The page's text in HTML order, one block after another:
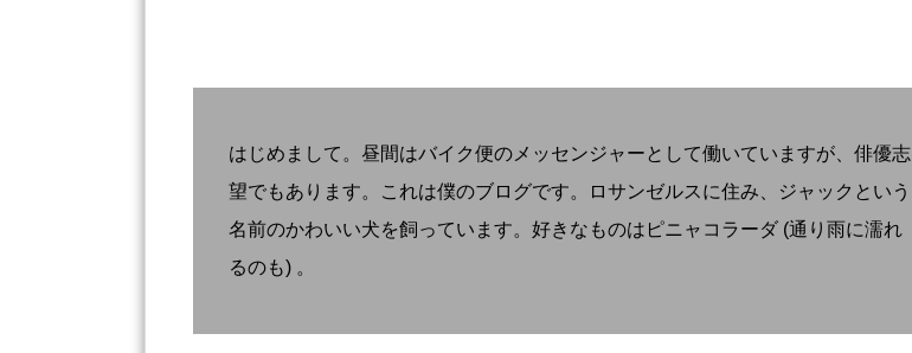
はじめまして。昼間はバイク便のメッセンジャーとして働いていますが、俳優志
望でもあります。これは僕のブログです。ロサンゼルスに住み、ジャックという
名前のかわいい犬を飼っています。好きなものはピニャコラーダ (通り雨に濡れ
るのも) 。